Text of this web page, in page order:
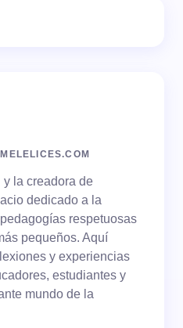
la creadora de
dedicado a la
respetuosas
pequeños. Aquí
y experiencias
estudiantes y
mundo de la